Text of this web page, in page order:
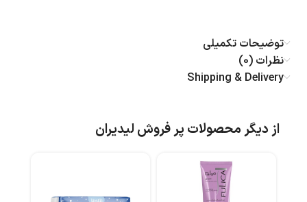
توضیحات تکمیلی
نظرات (0)
Shipping & Delivery
از دیگر محصولات پر فروش لیدیران